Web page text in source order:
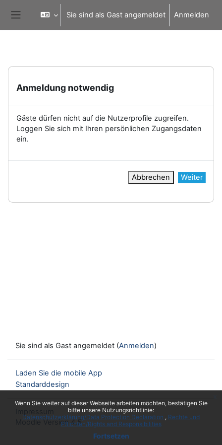
Wenn Sie weiter auf dieser Webseite arbeiten möchten, bestätigen Sie
bitte unsere Nutzungsrichtlinie:
Datenschutzerklärung/Data Protection Declaration
Rechte und
Pflichten/Rights and Responsibilities
Fortsetzen
Website-Übersicht
Sie sind als Gast angemeldet Anmelden
Anmeldung notwendig
Gäste dürfen nicht auf die Nutzerprofile zugreifen.
Loggen Sie sich mit Ihren persönlichen Zugangsdaten
ein.
Abbrechen Weiter
Sie sind als Gast angemeldet (Anmelden)
Laden Sie die mobile App
Standarddesign
Moodle Version 4.5